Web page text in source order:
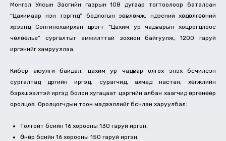
Монгол Улсын Засгийн газрын 108 дугаар тогтоолоор баталсан
“Цахимаар нэн тэргүүнд” бодлогын зөвлөмж, үндэсний хөдөлгөөний
хүрээнд Сонгинохайрхан дүүрэгт “Цахим ур чадварын хоцрогдлоос
чөлөөлье” сургалтыг амжилттай зохион байгуулж, 1200 гаруй
иргэнийг хамрууллаа.
Кибер аюулгүй байдал, цахим ур чадвар олгох энэхүү бүсчилсэн
сургалтад дүүргийн иргэд, сурагчид, ахмад настан, хөгжлийн
бэрхшээлтэй иргэд болон хугацаат цэргийн албан хаагчид өргөнөөр
оролцов. Оролцогчдын тоон мэдээллийг бүсчлэн харуулбал:
Толгойт бүсийн 16 хорооны 130 гаруй иргэн,
Өнөр бүсийн 16 хорооны 150 гаруй иргэн,